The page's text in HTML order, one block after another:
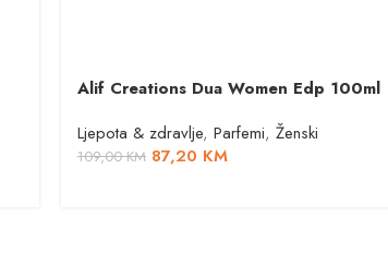
Alif Creations Dua Women Edp 100ml
Ljepota & zdravlje, Parfemi, Ženski
109,00KM 87,20 KM